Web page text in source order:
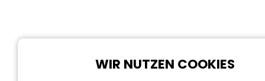
WIR NUTZEN COOKIES